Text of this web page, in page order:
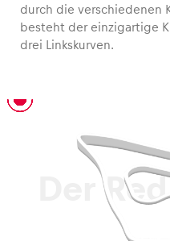
durch die verschiedenen
besteht der einzigartige
drei Linkskurven.
Der
T1 – Niki Lauda Kurve
T2 – Münzer Kurve
T3 – Interwetten Kurve
T4 – Rauch Kurve
T5
T6
T7 – Graz Kurve
T8
T9 – Jochen Rindt Kurve
T10